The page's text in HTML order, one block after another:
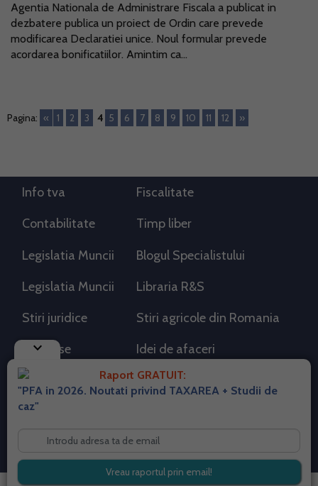
Agentia Nationala de Administrare Fiscala a publicat in
dezbatere publica un proiect de Ordin care prevede
modificarea Declaratiei unice. Noul formular prevede
acordarea bonificatiilor. Amintim ca...
Pagina: « 1 2 3 4 5 6 7 8 9 10 11 12 »
keyboard_arrow_down
Raport GRATUIT:
"PFA in 2026. Noutati privind TAXAREA + Studii de
caz"
Info tva Fiscalitate
Contabilitate Timp liber
Legislatia Muncii Blogul Specialistului
Legislatia Muncii Libraria R&S
Stiri juridice Stiri agricole din Romania
AdSense Idei de afaceri
RSS Flux RSS 2.0
Despre cookies
Termeni si conditii
Contact